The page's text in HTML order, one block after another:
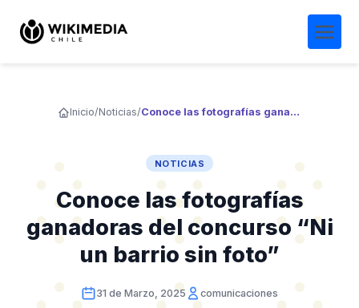
Inicio/Noticias/ Conoce las fotografías ganadoras del concurso “Ni un barrio sin foto”
NOTICIAS
Conoce las fotografías
ganadoras del concurso “Ni
un barrio sin foto”
31 de Marzo, 2025 comunicaciones